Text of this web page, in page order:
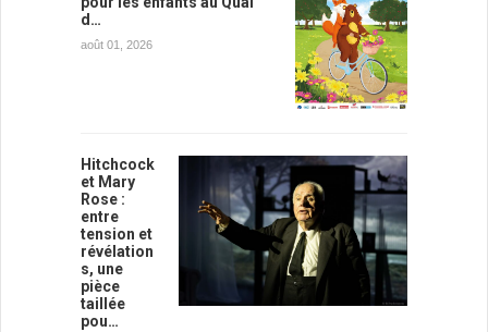
d…
août 01, 2026
Hitchcock
et Mary
Rose :
entre
tension et
révélation
s, une
pièce
taillée
pou…